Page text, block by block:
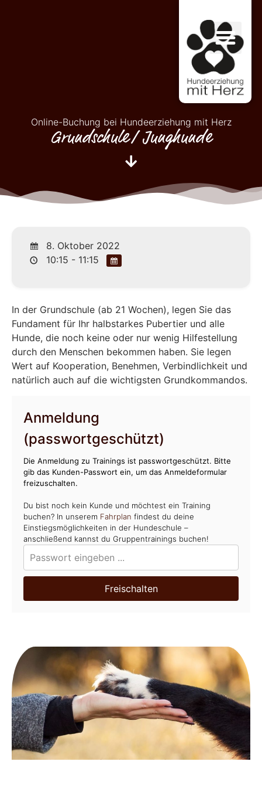
Online-Buchung bei Hundeerziehung mit Herz
Grundschule/ Junghunde
8. Oktober 2022
10:15 - 11:15
In der Grundschule (ab 21 Wochen), legen Sie das
Fundament für Ihr halbstarkes Pubertier und alle
Hunde, die noch keine oder nur wenig Hilfestellung
durch den Menschen bekommen haben. Sie legen
Wert auf Kooperation, Benehmen, Verbindlichkeit und
natürlich auch auf die wichtigsten Grundkommandos.
Anmeldung
(passwortgeschützt)
Die Anmeldung zu Trainings ist passwortgeschützt. Bitte
gib das Kunden-Passwort ein, um das Anmeldeformular
freizuschalten.
Du bist noch kein Kunde und möchtest ein Training
buchen? In unserem Fahrplan findest du deine
Einstiegsmöglichkeiten in der Hundeschule –
anschließend kannst du Gruppentrainings buchen!
Freischalten